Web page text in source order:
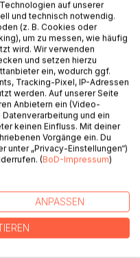
William Guest, nach der
Liga ein und
die auf
Kontrolle der
Gesellschaft gibt es kein
keine Behörden, kein
keine Gerichte,
Reise auf der
einschließlich
die sie zwischen
sowohl eine Reise durch
auf unserer
und technisch notwendig.
(z. B. Cookies oder
um zu messen, wie häufig
wird. Wir verwenden
und setzen hierzu
ein, wodurch ggf.
Tracking-Pixel, IP-Adressen
werden. Auf unserer Seite
Anbietern ein (Video-
und ein
keinen Einfluss. Mit deiner
Vorgänge ein. Du
unter „Privacy-Einstellungen“)
(BoD-Impressum)
ANPASSEN